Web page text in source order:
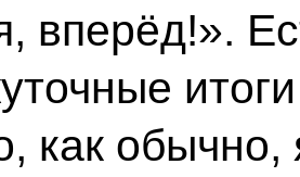
вперёд!».
как